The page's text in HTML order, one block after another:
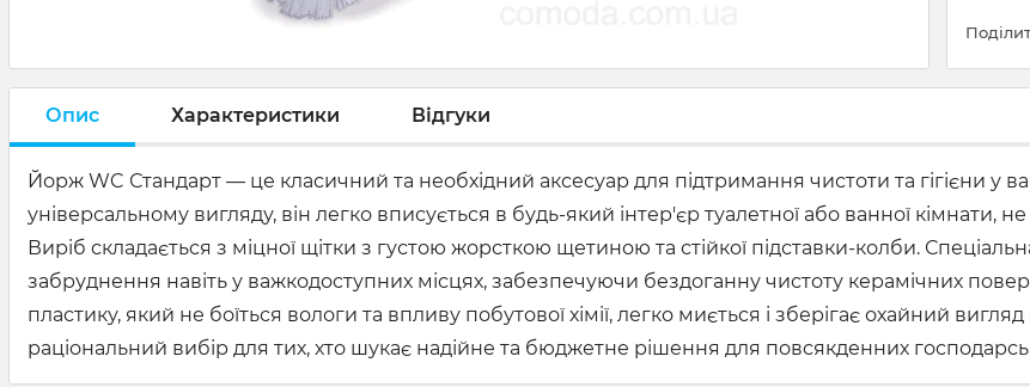
Опис Характеристики Відгуки
Йорж WC Стандарт — це класичний та необхідний аксесуар для підтримання чистоти та гігієни у
універсальному вигляду, він легко вписується в будь-який інтер'єр туалетної або ванної кімнати,
Виріб складається з міцної щітки з густою жорсткою щетиною та стійкої підставки-колби.
забруднення навіть у важкодоступних місцях, забезпечуючи бездоганну чистоту керамічних
пластику, який не боїться вологи та впливу побутової хімії, легко миється і зберігає охайний
раціональний вибір для тих, хто шукає надійне та бюджетне рішення для повсякденних